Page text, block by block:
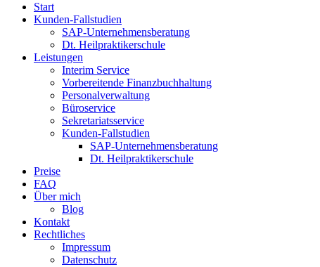
Start
Kunden-Fallstudien
SAP-Unternehmensberatung
Dt. Heilpraktikerschule
Leistungen
Interim Service
Vorbereitende Finanzbuchhaltung
Personalverwaltung
Büroservice
Sekretariatsservice
Kunden-Fallstudien
SAP-Unternehmensberatung
Dt. Heilpraktikerschule
Preise
FAQ
Über mich
Blog
Kontakt
Rechtliches
Impressum
Datenschutz